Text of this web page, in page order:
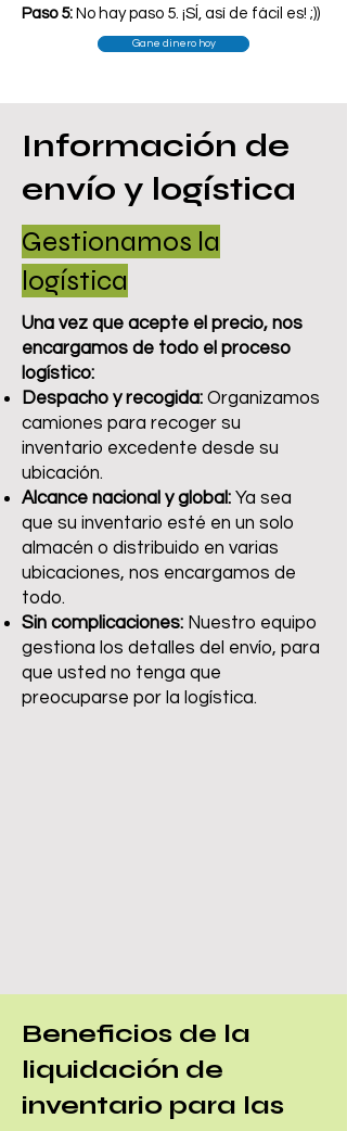
Paso 5: No hay paso 5. ¡SÍ, así de fácil es! ;))
Gane dinero hoy
Información de
envío y logística
Gestionamos la
logística
Una vez que acepte el precio, nos
encargamos de todo el proceso
logístico:
Despacho y recogida: Organizamos
camiones para recoger su
inventario excedente desde su
ubicación.
Alcance nacional y global: Ya sea
que su inventario esté en un solo
almacén o distribuido en varias
ubicaciones, nos encargamos de
todo.
Sin complicaciones: Nuestro equipo
gestiona los detalles del envío, para
que usted no tenga que
preocuparse por la logística.
Beneficios de la
liquidación de
inventario para las